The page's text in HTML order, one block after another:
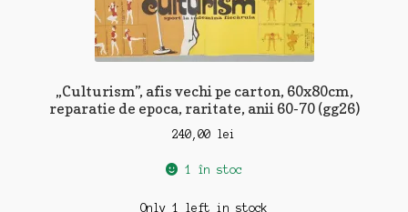
„Culturism”, afis vechi pe carton, 60x80cm,
reparatie de epoca, raritate, anii 60-70 (gg26)
240,00 lei
1 în stoc
Only 1 left in stock